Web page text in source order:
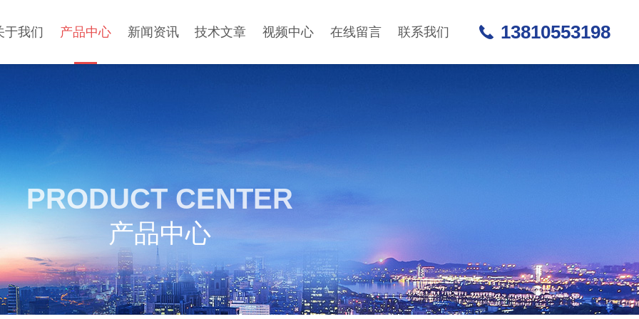
于我们 产品中心 新闻资讯 技术文章 视频中心 在线留言 联系我们 13810553198
PRODUCT CENTER
产品中心